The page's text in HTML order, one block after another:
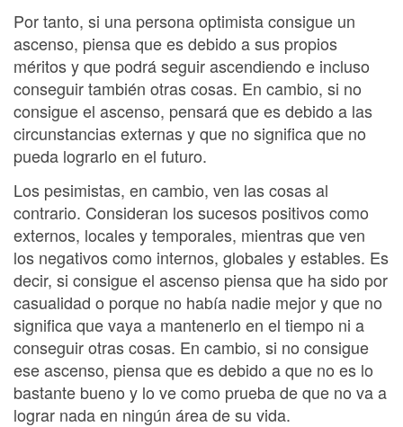
Por tanto, si una persona optimista consigue un
ascenso, piensa que es debido a sus propios
méritos y que podrá seguir ascendiendo e incluso
conseguir también otras cosas. En cambio, si no
consigue el ascenso, pensará que es debido a las
circunstancias externas y que no significa que no
pueda lograrlo en el futuro.
Los pesimistas, en cambio, ven las cosas al
contrario. Consideran los sucesos positivos como
externos, locales y temporales, mientras que ven
los negativos como internos, globales y estables. Es
decir, si consigue el ascenso piensa que ha sido por
casualidad o porque no había nadie mejor y que no
significa que vaya a mantenerlo en el tiempo ni a
conseguir otras cosas. En cambio, si no consigue
ese ascenso, piensa que es debido a que no es lo
bastante bueno y lo ve como prueba de que no va a
lograr nada en ningún área de su vida.